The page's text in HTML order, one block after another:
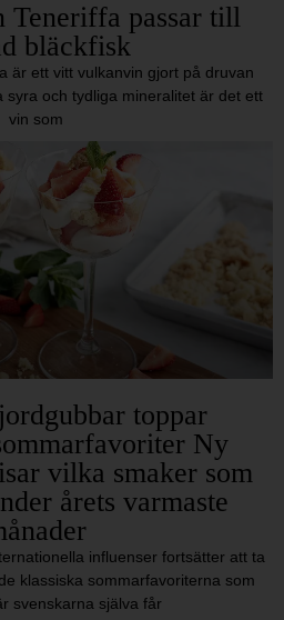
Teneriffa passar till
bläckfisk
är ett vitt vulkanvin gjort på druvan
syra och tydliga mineralitet är det ett
vin som
toppar
Ny
vilka smaker som
årets varmaste
influenser fortsätter att ta
klassiska sommarfavoriterna som
svenskarna själva får